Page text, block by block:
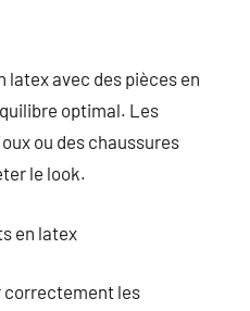
latex avec des pièces en
optimal. Les
ou des chaussures
le look.
en latex
correctement les